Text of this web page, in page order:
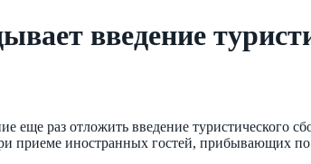
введение
еще раз отложить введение туристического
приеме иностранных гостей, прибывающих